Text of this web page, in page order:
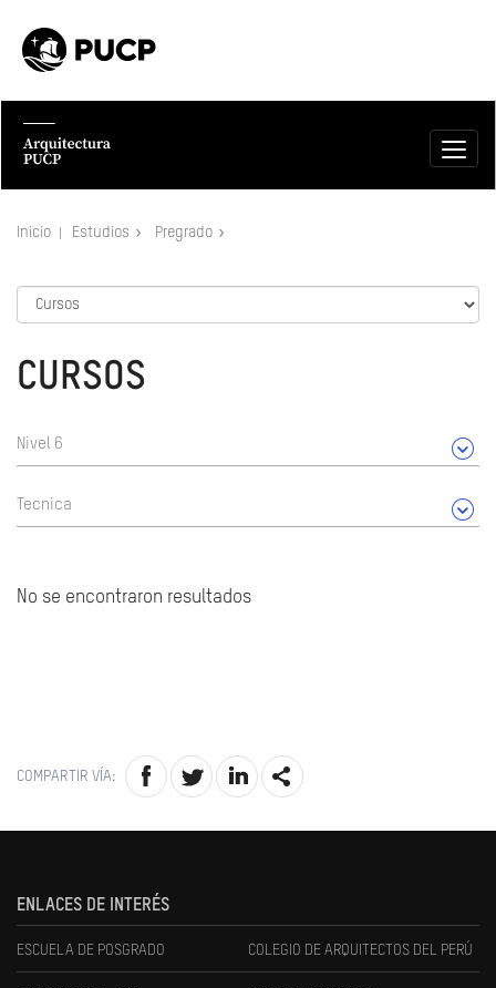
Inicio Estudios Pregrado
CURSOS
Nivel 6
Tecnica
No se encontraron resultados
COMPARTIR VÍA:
ENLACES DE INTERÉS
ESCUELA DE POSGRADO COLEGIO DE ARQUITECTOS DEL PERÚ